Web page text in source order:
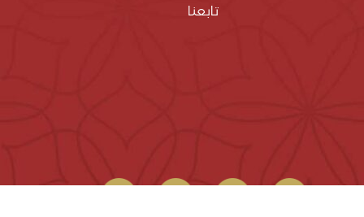
تابعنا